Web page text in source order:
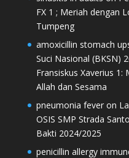
FX 1 ; Meriah dengan
Tumpeng
amoxicillin stomach
Suci Nasional (BKSN)
Fransiskus Xaverius 1:
Allah dan Sesama
pneumonia feveron
OSIS SMP Strada
Bakti 2024/2025
penicillin allergy